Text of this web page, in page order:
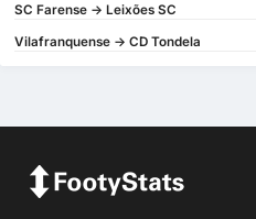
SC Farense -> Leixões SC
Vilafranquense -> CD Tondela